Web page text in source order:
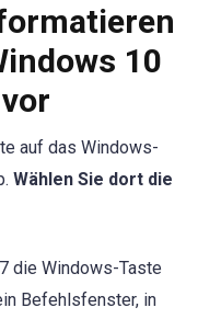
10
auf das Windows-
Wählen Sie dort die
die Windows-Taste
Befehlsfenster, in